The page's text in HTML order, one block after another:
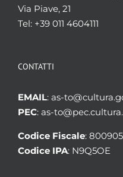
Via Piave, 21
Tel: +39 011 4604111
CONTATTI
EMAIL: as-
PEC: as-
Codice Fiscale:
Codice IPA: N9Q5OE